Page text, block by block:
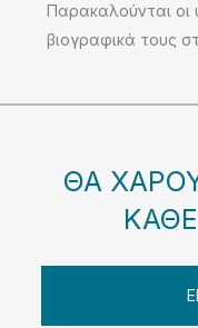
Παρακαλούνται οι
βιογραφικά τους
ΘΑ